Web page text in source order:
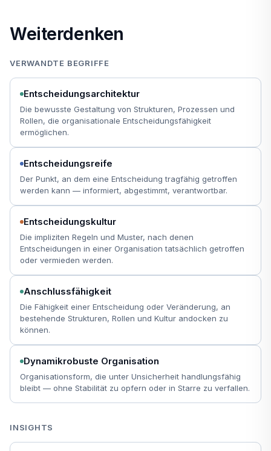
Weiterdenken
VERWANDTE BEGRIFFE
Entscheidungsarchitektur
Die bewusste Gestaltung von Strukturen, Prozessen und
Rollen, die organisationale Entscheidungsfähigkeit
ermöglichen.
Entscheidungsreife
Der Punkt, an dem eine Entscheidung tragfähig getroffen
werden kann — informiert, abgestimmt, verantwortbar.
Entscheidungskultur
Die impliziten Regeln und Muster, nach denen
Entscheidungen in einer Organisation tatsächlich getroffen
oder vermieden werden.
Anschlussfähigkeit
Die Fähigkeit einer Entscheidung oder Veränderung, an
bestehende Strukturen, Rollen und Kultur andocken zu
können.
Dynamikrobuste Organisation
Organisationsform, die unter Unsicherheit handlungsfähig
bleibt — ohne Stabilität zu opfern oder in Starre zu verfallen.
INSIGHTS